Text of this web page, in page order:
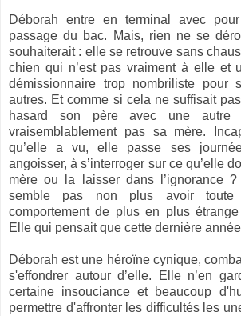
Déborah entre en terminal avec
passage du bac. Mais, rien ne se
souhaiterait : elle se retrouve sans
chien qui n’est pas vraiment à elle et
démissionnaire trop nombriliste pour
autres. Et comme si cela ne suffisait
hasard son père avec une autre
vraisemblablement pas sa mère.
qu’elle a vu, elle passe ses
angoisser, à s’interroger sur ce qu’elle
mère ou la laisser dans l’ignorance
semble pas non plus avoir
comportement de plus en plus
Elle qui pensait que cette dernière
Déborah est une héroïne cynique,
s'effondrer autour d’elle. Elle n’en
certaine insouciance et beaucoup
permettre d'affronter les difficultés les